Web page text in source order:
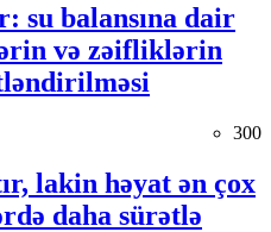
su balansına dair
və zəifliklərin
300
lakin həyat ən çox
daha sürətlə